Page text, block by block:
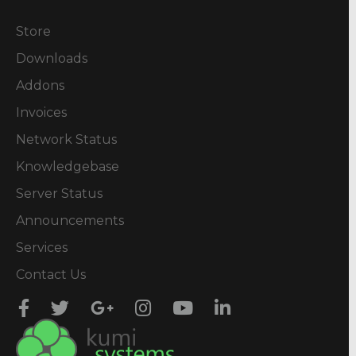
Store
Downloads
Addons
Invoices
Network Status
Knowledgebase
Server Status
Announcements
Services
Contact Us